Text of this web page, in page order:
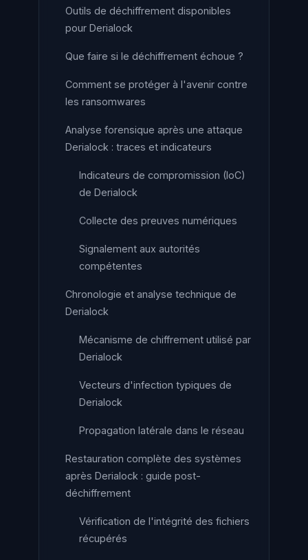
Outils de déchiffrement disponibles
pour Derialock
Que faire si le déchiffrement échoue ?
Comment se protéger à l'avenir contre
les ransomwares
Analyse forensique après une attaque
Derialock : traces et indicateurs
Indicateurs de compromission (IoC)
de Derialock
Collecte des preuves numériques
Signalement aux autorités
compétentes
Chronologie et analyse technique de
Derialock
Mécanisme de chiffrement utilisé par
Derialock
Vecteurs d'infection typiques de
Derialock
Propagation latérale dans le réseau
Restauration complète des systèmes
après Derialock : guide post-
déchiffrement
Vérification de l'intégrité des fichiers
récupérés